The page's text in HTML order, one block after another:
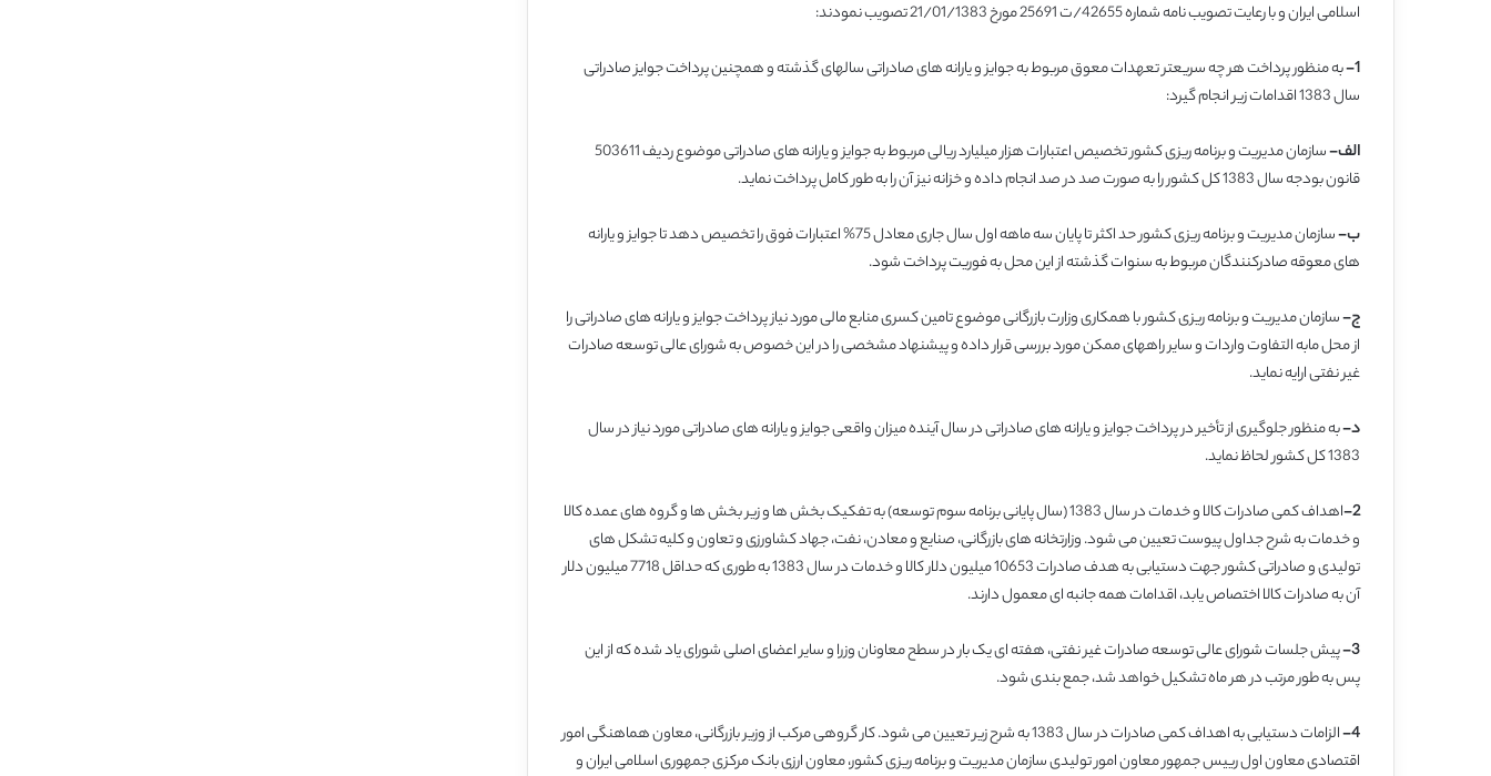
اسلامی ایران و با رعایت تصویب نامه شماره 42655/ت 25691 مورخ 21/01/1383 تصویب نمودند:
1- به منظور پرداخت هر چه سریعتر تعهدات معوق مربوط به جوایز و یارانه های صادراتی سالهای گذشته و همچنین پرداخت جوایز صادراتی
سال 1383 اقدامات زیر انجام گیرد:
الف-
سازمان مدیریت و برنامه ریزی کشور تخصیص اعتبارات هزار میلیارد ریالی مربوط به جوایز و یارانه های صادراتی موضوع ردیف 503611
قانون بودجه سال 1383 کل کشور را به صورت صد در صد انجام داده و خزانه نیز آن را به طور کامل پرداخت نماید.
ب-
سازمان مدیریت و برنامه ریزی کشور حد اکثر تا پایان سه ماهه اول سال جاری معادل 75% اعتبارات فوق را تخصیص دهد تا جوایز و یارانه
های معوقه صادرکنندگان مربوط به سنوات گذشته از این محل به فوریت پرداخت شود.
ج-سازمان مدیریت و برنامه ریزی کشور با همکاری وزارت بازرگانی موضوع تامین کسری منابع مالی مورد نیاز پرداخت جوایز و یارانه های صادراتی را
از محل مابه التفاوت واردات و سایر راههای ممکن مورد بررسی قرار داده و پیشنهاد مشخصی را در این خصوص به شورای عالی توسعه صادرات
غیر نفتی ارایه نماید.
د-به منظور جلوگیری از تأخیر در پرداخت جوایز و یارانه های صادراتی در سال آینده میزان واقعی جوایز و یارانه های صادراتی مورد نیاز در سال
1383 کل کشور لحاظ نماید.
2-
اهداف کمی صادرات کالا و خدمات در سال 1383 (سال پایانی برنامه سوم توسعه) به تفکیک بخش ها و زیر بخش ها و گروه های عمده کالا
و خدمات به شرح جداول پیوست تعیین می شود. وزارتخانه های بازرگانی، صنایع و معادن، نفت، جهاد کشاورزی و تعاون و کلیه تشکل های
تولیدی و صادراتی کشور جهت دستیابی به هدف صادرات 10653 میلیون دلار کالا و خدمات در سال 1383 به طوری که حداقل 7718 میلیون دلار
آن به صادرات کالا اختصاص یابد، اقدامات همه جانبه ای معمول دارند.
3- پیش جلسات شورای عالی توسعه صادرات غیر نفتی، هفته ای یک بار در سطح معاونان وزرا و سایر اعضای اصلی شورای یاد شده که از این
پس به طور مرتب در هر ماه تشکیل خواهد شد، جمع بندی شود.
4-
الزامات دستیابی به اهداف کمی صادرات در سال 1383 به شرح زیر تعیین می شود. کار گروهی مرکب از وزیر بازرگانی، معاون هماهنگی امور
اقتصادی معاون اول رییس جمهور معاون امور تولیدی سازمان مدیریت و برنامه ریزی کشور، معاون ارزی بانک مرکزی جمهوری اسلامی ایران و